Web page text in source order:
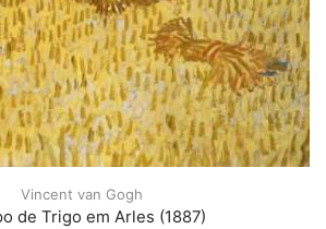
Vincent van Gogh
de Trigo em Arles (1887)